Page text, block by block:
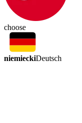
choose
niemieckiDeutsch